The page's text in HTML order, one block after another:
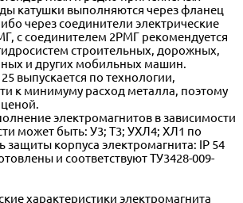
катушки выполняются через фланец
через соединители электрические
с соединителем 2РМГ рекомендуется
строительных, дорожных,
и других мобильных машин.
выпускается по технологии,
к минимуму расход металла, поэтому
электромагнитов в зависимости
может быть: У3; Т3; УХЛ4; ХЛ1 по
защиты корпуса электромагнита: IP 54
и соответствуют ТУ3428-009-
характеристики электромагнита